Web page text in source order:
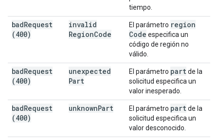
tiempo.
badRequest
(400)
invalid
RegionCode
El parámetro region
Code especifica un
código de región no
válido.
badRequest
(400)
unexpected
Part
El parámetro partde la
solicitud especifica un
valor inesperado.
badRequest
(400)
unknownPart El parámetro partde la
solicitud especifica un
valor desconocido.